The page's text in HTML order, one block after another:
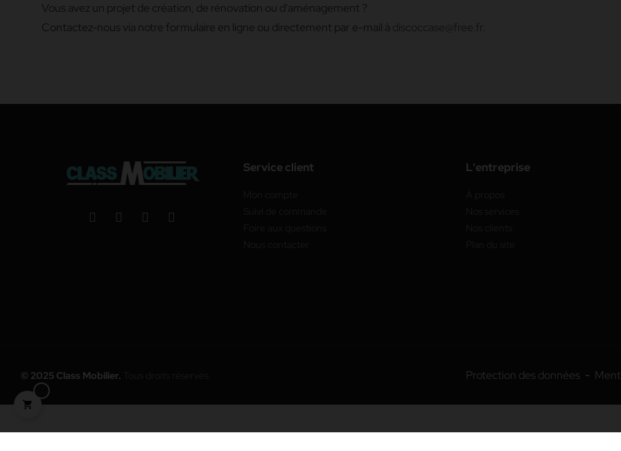
Vous avez un projet de création, de rénovation ou d'aménagement ?
Contactez-nous via notre formulaire en ligne ou directement par e-mail à
Service client L'entreprise
© 2025 Class Mobilier. Protection des données
